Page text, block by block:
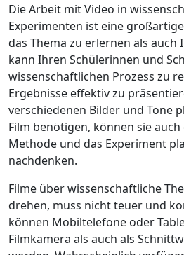
Die Arbeit mit Video in
Experimenten ist eine
das Thema zu erlernen als auch
kann Ihren Schülerinnen und
wissenschaftlichen Prozess zu
Ergebnisse effektiv zu
verschiedenen Bilder und Töne
Film benötigen, können sie
Methode und das Experiment
nachdenken.
Filme über wissenschaftliche
drehen, muss nicht teuer und
können Mobiltelefone oder
Filmkamera als auch als